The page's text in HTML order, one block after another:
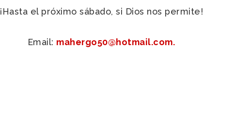
¡Hasta el próximo sábado, si Dios nos permite!
Email: mahergo50@hotmail.com.